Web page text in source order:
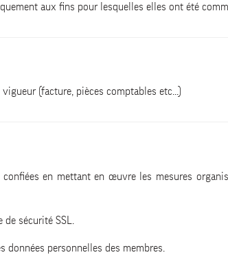
aux fins pour lesquelles elles ont été
(facture, pièces comptables etc...)
en mettant en œuvre les mesures
sécurité SSL.
personnelles des membres.